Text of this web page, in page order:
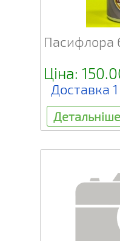
Пасифлора
Ціна:
Доставка
Детальніше